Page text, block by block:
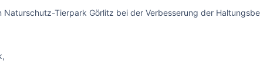
Tierpark Görlitz bei der Verbesserung der